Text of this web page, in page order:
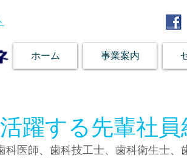
ホーム 事業案内
躍する先輩社員
科医師、歯科技工士、歯科衛生士